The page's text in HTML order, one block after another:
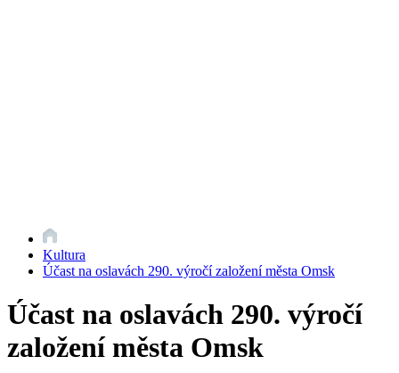
Kultura
Účast na oslavách 290. výročí založení města Omsk
Účast na oslavách 290. výročí
založení města Omsk